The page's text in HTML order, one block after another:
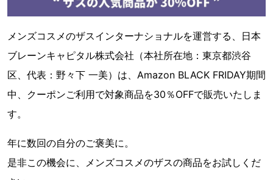
メンズコスメのザスインターナショナルを運営する、日本
ブレーンキャピタル株式会社（本社所在地：東京都渋谷
区、代表：野々下 一美）は、Amazon BLACK FRIDAY期間
中、クーポンご利用で対象商品を30％OFFで販売いたしま
す。
年に数回の自分のご褒美に。
是非この機会に、メンズコスメのザスの商品をお試しくだ